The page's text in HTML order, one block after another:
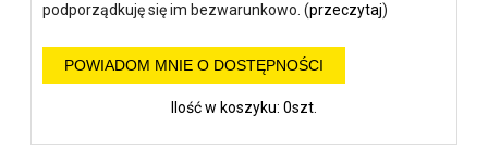
podporządkuję się im bezwarunkowo. (przeczytaj)
POWIADOM MNIE O DOSTĘPNOŚCI
Ilość w koszyku: 0szt.